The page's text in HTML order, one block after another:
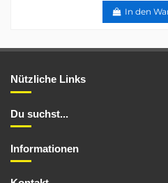
In den
Nützliche Links
Du suchst...
Informationen